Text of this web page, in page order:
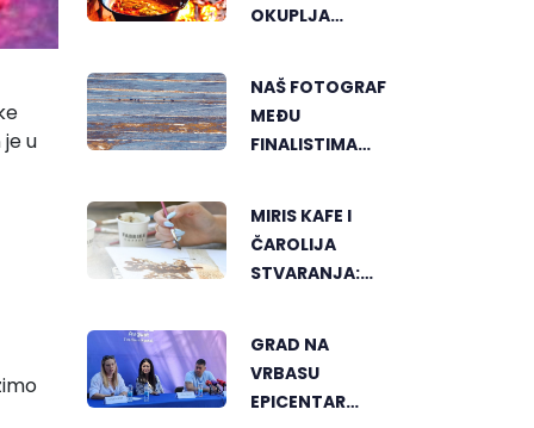
u
OKUPLJA
RIBLJEG
PAPRIKAŠA U
DVOROVIMA
NAŠ FOTOGRAF
MEĐU
FINALISTIMA
PHOTOGRAPHY"
FESTIVALA U
MONGOLIJI
MIRIS KAFE I
ČAROLIJA
STVARANJA:
UMJETNOSTI U
BANJALUCI
GRAD NA
VRBASU
EPICENTAR